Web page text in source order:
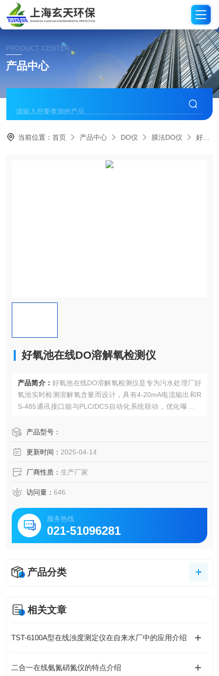
PRODUCT CENTER
产品中心
当前位置：首页 产品中心 DO仪 膜法DO仪 好氧池在线DO溶解氧检测仪
好氧池在线DO溶解氧检测仪
产品简介： 好氧池在线DO溶解氧检测仪是专为污水处理厂好
氧池实时检测溶解氧含量而设计，具有4-20mA电流输出和R
S-485通讯接口能与PLC/DCS自动化系统联动，优化曝气量
产品型号：
更新时间： 2025-04-14
厂商性质： 生产厂家
访问量： 646
服务热线
021-51096281
产品分类
相关文章
TST-6100A型在线浊度测定仪在自来水厂中的应用介绍
二合一在线氨氮硝氮仪的特点介绍